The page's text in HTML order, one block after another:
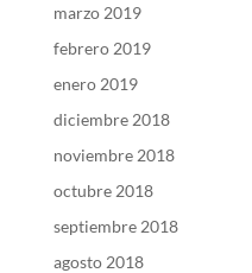
marzo 2019
febrero 2019
enero 2019
diciembre 2018
noviembre 2018
octubre 2018
septiembre 2018
agosto 2018